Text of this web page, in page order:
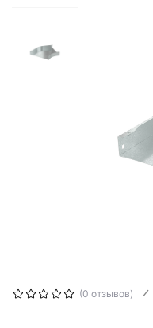
(0 отзывов)